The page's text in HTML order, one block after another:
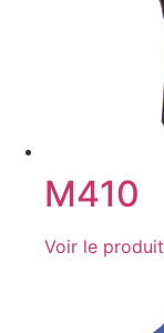
M410
Voir le produit